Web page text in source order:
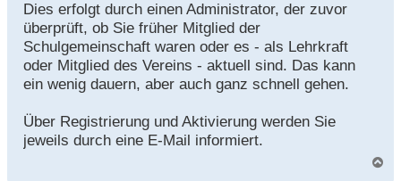
Dies erfolgt durch einen Administrator, der zuvor
überprüft, ob Sie früher Mitglied der
Schulgemeinschaft waren oder es - als Lehrkraft
oder Mitglied des Vereins - aktuell sind. Das kann
ein wenig dauern, aber auch ganz schnell gehen.
Über Registrierung und Aktivierung werden Sie
jeweils durch eine E-Mail informiert.